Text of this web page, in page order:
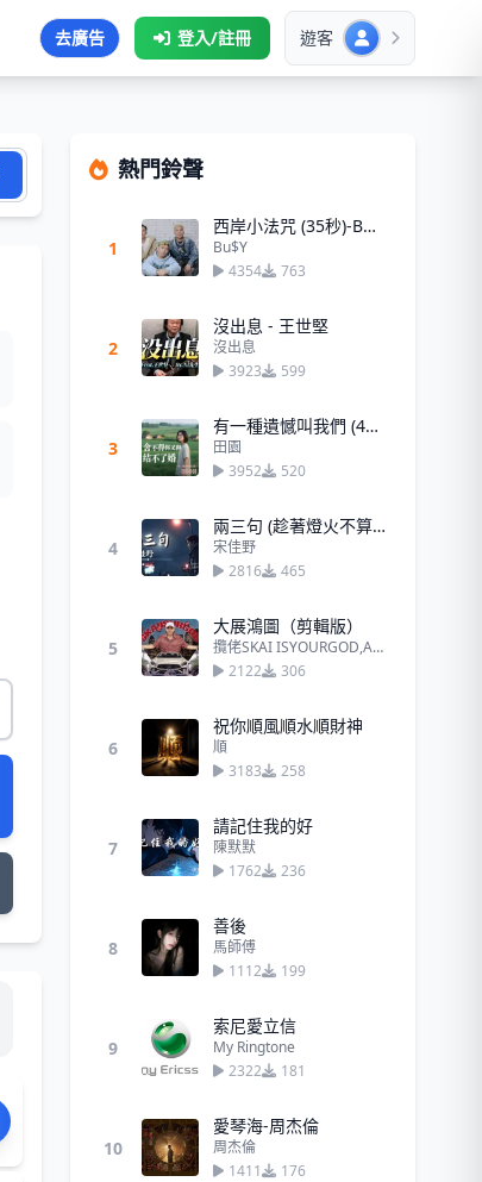
去廣告 登入/註冊 遊客
熱門鈴聲
1
西岸小法咒 (35秒)-Bu$Y
Bu$Y
4354
763
2
沒出息 - 王世堅
沒出息
3923
599
3
有一種遺憾叫我們 (45秒)
田園
3952
520
4
兩三句 (趁著燈火不算清晰)
宋佳野
2816
465
5
大展鴻圖（剪輯版）
攬佬SKAI ISYOURGOD,AR劉夫陽
2122
306
6
祝你順風順水順財神
順
3183
258
7
請記住我的好
陳默默
1762
236
8
善後
馬師傅
1112
199
9
索尼愛立信
My Ringtone
2322
181
10
愛琴海-周杰倫
周杰倫
1411
176